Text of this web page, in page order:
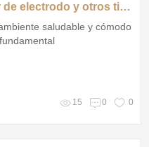
Comparativa de humificador de electrodo y otros tipos de humidificadores
saludable y cómodo
15 0 0